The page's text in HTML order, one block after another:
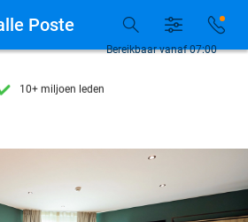
dagen per week beschikbaar
10+ miljoen leden
Bereikbaar vanaf 07:00
Poste